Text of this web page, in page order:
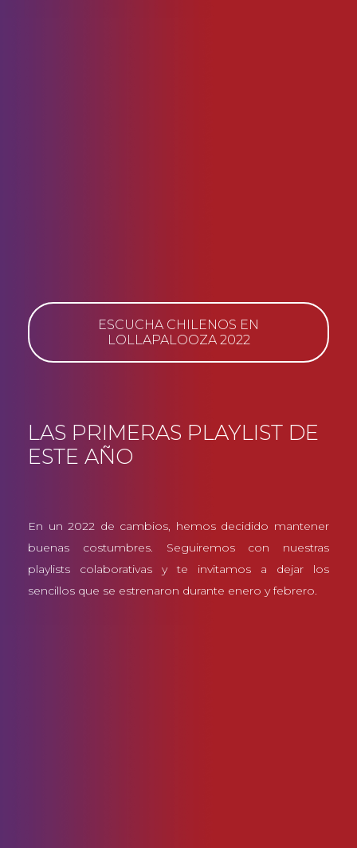
ESCUCHA CHILENOS EN
LOLLAPALOOZA 2022
LAS PRIMERAS PLAYLIST DE
ESTE AÑO
En un 2022 de cambios, hemos decidido mantener
buenas costumbres. Seguiremos con nuestras
playlists colaborativas y te invitamos a dejar los
sencillos que se estrenaron durante enero y febrero.